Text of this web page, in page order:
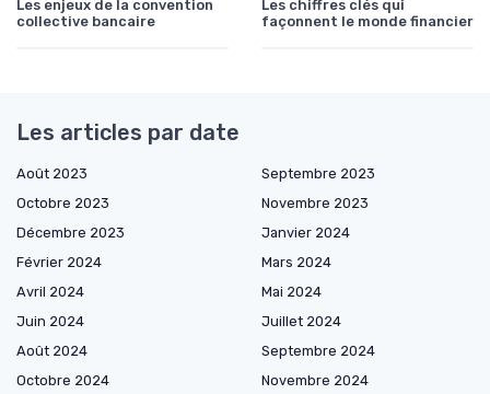
Les enjeux de la convention
collective bancaire
Les chiffres clés qui
façonnent le monde financier
Les articles par date
Août 2023
Septembre 2023
Octobre 2023
Novembre 2023
Décembre 2023
Janvier 2024
Février 2024
Mars 2024
Avril 2024
Mai 2024
Juin 2024
Juillet 2024
Août 2024
Septembre 2024
Octobre 2024
Novembre 2024